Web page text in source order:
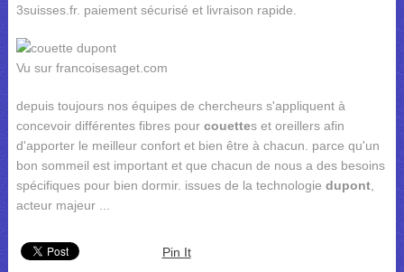
3suisses.fr. paiement sécurisé et livraison rapide.
Vu sur francoisesaget.com
depuis toujours nos équipes de chercheurs s'appliquent à
concevoir différentes fibres pour couettes et oreillers afin
d'apporter le meilleur confort et bien être à chacun. parce qu'un
bon sommeil est important et que chacun de nous a des besoins
spécifiques pour bien dormir. issues de la technologie dupont,
acteur majeur ...
Pin It